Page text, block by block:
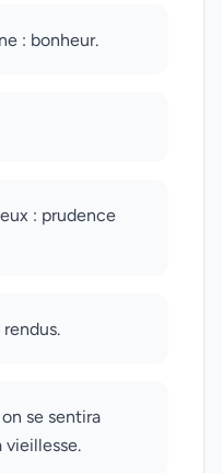
: bonheur.
: prudence
se sentira
vieillesse.